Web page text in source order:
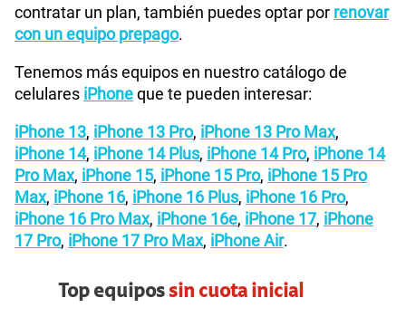
contratar un plan, también puedes optar por renovar
con un equipo prepago.
Tenemos más equipos en nuestro catálogo de
celulares iPhoneque te pueden interesar:
iPhone 13, iPhone 13 Pro, iPhone 13 Pro Max,
iPhone 14, iPhone 14 Plus, iPhone 14 Pro, iPhone 14
Pro Max, iPhone 15, iPhone 15 Pro, iPhone 15 Pro
Max, iPhone 16, iPhone 16 Plus, iPhone 16 Pro,
iPhone 16 Pro Max, iPhone 16e, iPhone 17, iPhone
17 Pro, iPhone 17 Pro Max, iPhone Air.
Top equipossin cuota inicial